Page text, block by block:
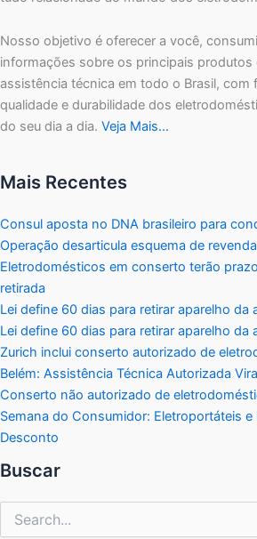
Nosso objetivo é oferecer a você,
informações sobre os principais produtos
assistência técnica em todo o Brasil, com
qualidade e durabilidade dos
do seu dia a dia. Veja Mais…
Mais Recentes
Consul aposta no DNA brasileiro para
Operação desarticula esquema de
Eletrodomésticos em conserto terão
retirada
Lei define 60 dias para retirar aparelho da
Lei define 60 dias para retirar aparelho da
Zurich inclui conserto autorizado de
Belém: Assistência Técnica Autorizada
Conserto não autorizado de
Semana do Consumidor: Eletroportáteis
Desconto
Buscar
por: